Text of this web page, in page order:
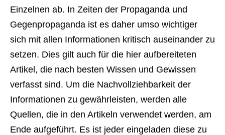
Einzelnen ab. In Zeiten der Propaganda und
Gegenpropaganda ist es daher umso wichtiger
sich mit allen Informationen kritisch auseinander zu
setzen. Dies gilt auch für die hier aufbereiteten
Artikel, die nach besten Wissen und Gewissen
verfasst sind. Um die Nachvollziehbarkeit der
Informationen zu gewährleisten, werden alle
Quellen, die in den Artikeln verwendet werden, am
Ende aufgeführt. Es ist jeder eingeladen diese zu